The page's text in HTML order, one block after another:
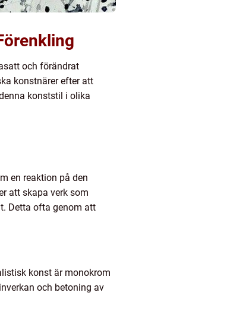
och förändrat
konstnärer efter att
konststil i olika
en reaktion på den
att skapa verk som
Detta ofta genom att
konst är monokrom
och betoning av